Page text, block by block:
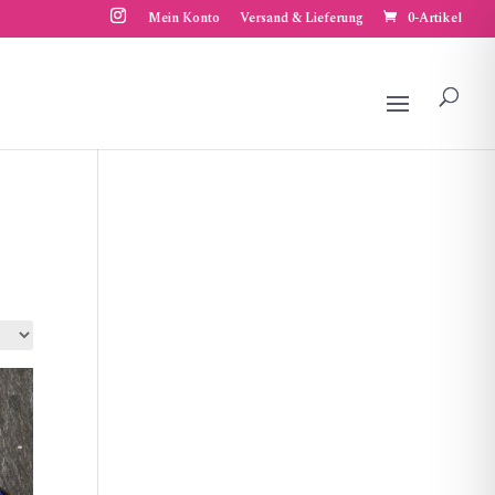
Mein Konto Versand & Lieferung 0-Artikel